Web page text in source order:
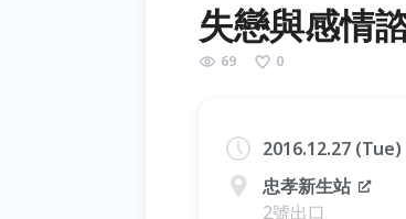
失戀與感情
69 0
2016.12.27
忠孝新生站
2號出口